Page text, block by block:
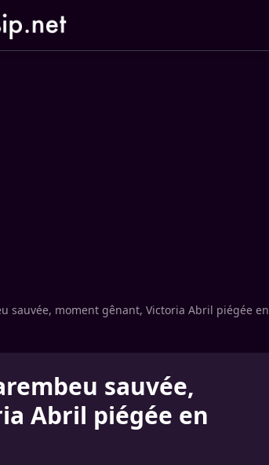
sauvée, moment gênant, Victoria Abril piégée en
sauvée,
Abril piégée en